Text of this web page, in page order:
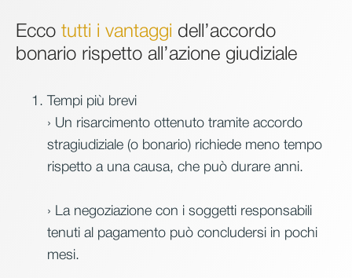
Ecco tutti i vantaggi dell’accordo
bonario rispetto all’azione giudiziale
Tempi più brevi
› Un risarcimento ottenuto tramite accordo
stragiudiziale (o bonario) richiede meno tempo
rispetto a una causa, che può durare anni.
› La negoziazione con i soggetti responsabili
tenuti al pagamento può concludersi in pochi
mesi.